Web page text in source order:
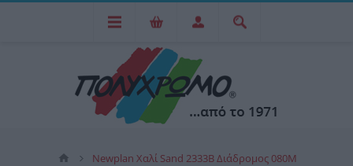
Newplan Χαλί Sand 2333B Διάδρομος 080M